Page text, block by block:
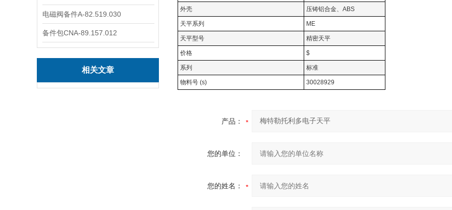
电磁阀备件A-82.519.030
备件包CNA-89.157.012
相关文章
外壳 压铸铝合金、ABS
天平系列 ME
天平型号 精密天平
价格 $
系列 标准
物料号 (s) 30028929
产品：
您的单位：
您的姓名：